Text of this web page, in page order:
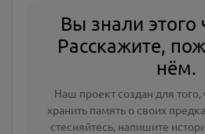
Вы знали этого
Расскажите,
нём.
Наш проект создан для
хранить память о своих
стесняйтесь, напишите